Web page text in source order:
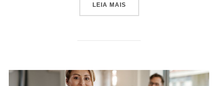
LEIA MAIS“CENÁRIO DO MERCADO